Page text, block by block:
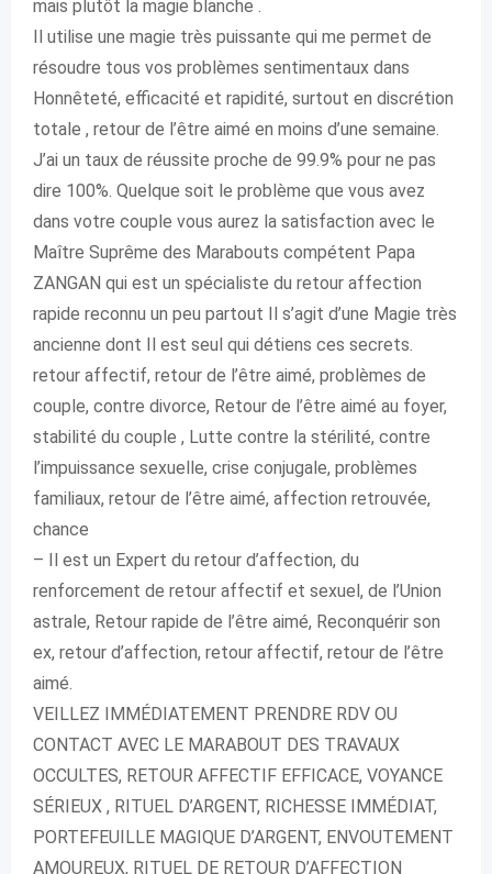
mais plutôt la magie blanche .
Il utilise une magie très puissante qui me permet de
résoudre tous vos problèmes sentimentaux dans
Honnêteté, efficacité et rapidité, surtout en discrétion
totale , retour de l’être aimé en moins d’une semaine.
J’ai un taux de réussite proche de 99.9% pour ne pas
dire 100%. Quelque soit le problème que vous avez
dans votre couple vous aurez la satisfaction avec le
Maître Suprême des Marabouts compétent Papa
ZANGAN qui est un spécialiste du retour affection
rapide reconnu un peu partout Il s’agit d’une Magie très
ancienne dont Il est seul qui détiens ces secrets.
retour affectif, retour de l’être aimé, problèmes de
couple, contre divorce, Retour de l’être aimé au foyer,
stabilité du couple , Lutte contre la stérilité, contre
l’impuissance sexuelle, crise conjugale, problèmes
familiaux, retour de l’être aimé, affection retrouvée,
chance
– Il est un Expert du retour d’affection, du
renforcement de retour affectif et sexuel, de l’Union
astrale, Retour rapide de l’être aimé, Reconquérir son
ex, retour d’affection, retour affectif, retour de l’être
aimé.
VEILLEZ IMMÉDIATEMENT PRENDRE RDV OU
CONTACT AVEC LE MARABOUT DES TRAVAUX
OCCULTES, RETOUR AFFECTIF EFFICACE, VOYANCE
SÉRIEUX , RITUEL D’ARGENT, RICHESSE IMMÉDIAT,
PORTEFEUILLE MAGIQUE D’ARGENT, ENVOUTEMENT
AMOUREUX, RITUEL DE RETOUR D’AFFECTION